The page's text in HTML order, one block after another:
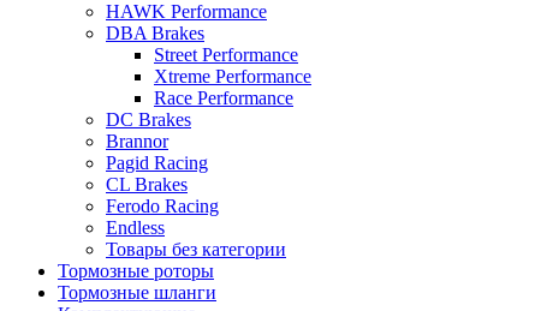
HAWK Performance
DBA Brakes
Street Performance
Xtreme Performance
Race Performance
DC Brakes
Brannor
Pagid Racing
CL Brakes
Ferodo Racing
Endless
Товары без категории
Тормозные роторы
Тормозные шланги